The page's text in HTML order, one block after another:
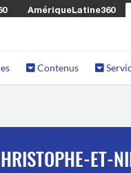
AmériqueLatine360
Contenus
ET-